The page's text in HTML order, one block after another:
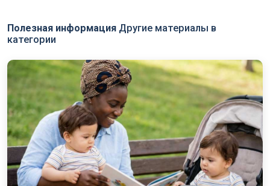
Полезная информация Другие материалы в
категории